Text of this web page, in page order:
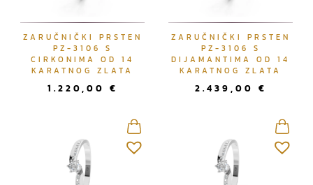
p
o
n
a
j
ZARUČNIČKI PRSTEN
PZ-3106 S
CIRKONIMA OD 14
KARATNOG ZLATA
1.220,00 €
ZARUČNIČKI PRSTEN
PZ-3106 S
DIJAMANTIMA OD 14
KARATNOG ZLATA
2.439,00 €